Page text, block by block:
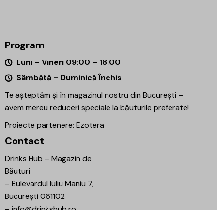
Program
Luni – Vineri 09:00 – 18:00
Sâmbătă – Duminică Închis
Te așteptăm și în magazinul nostru din București –
avem mereu reduceri speciale la băuturile preferate!
Proiecte partenere: Ezotera
Contact
Drinks Hub – Magazin de
Băuturi
– Bulevardul Iuliu Maniu 7,
București 061102